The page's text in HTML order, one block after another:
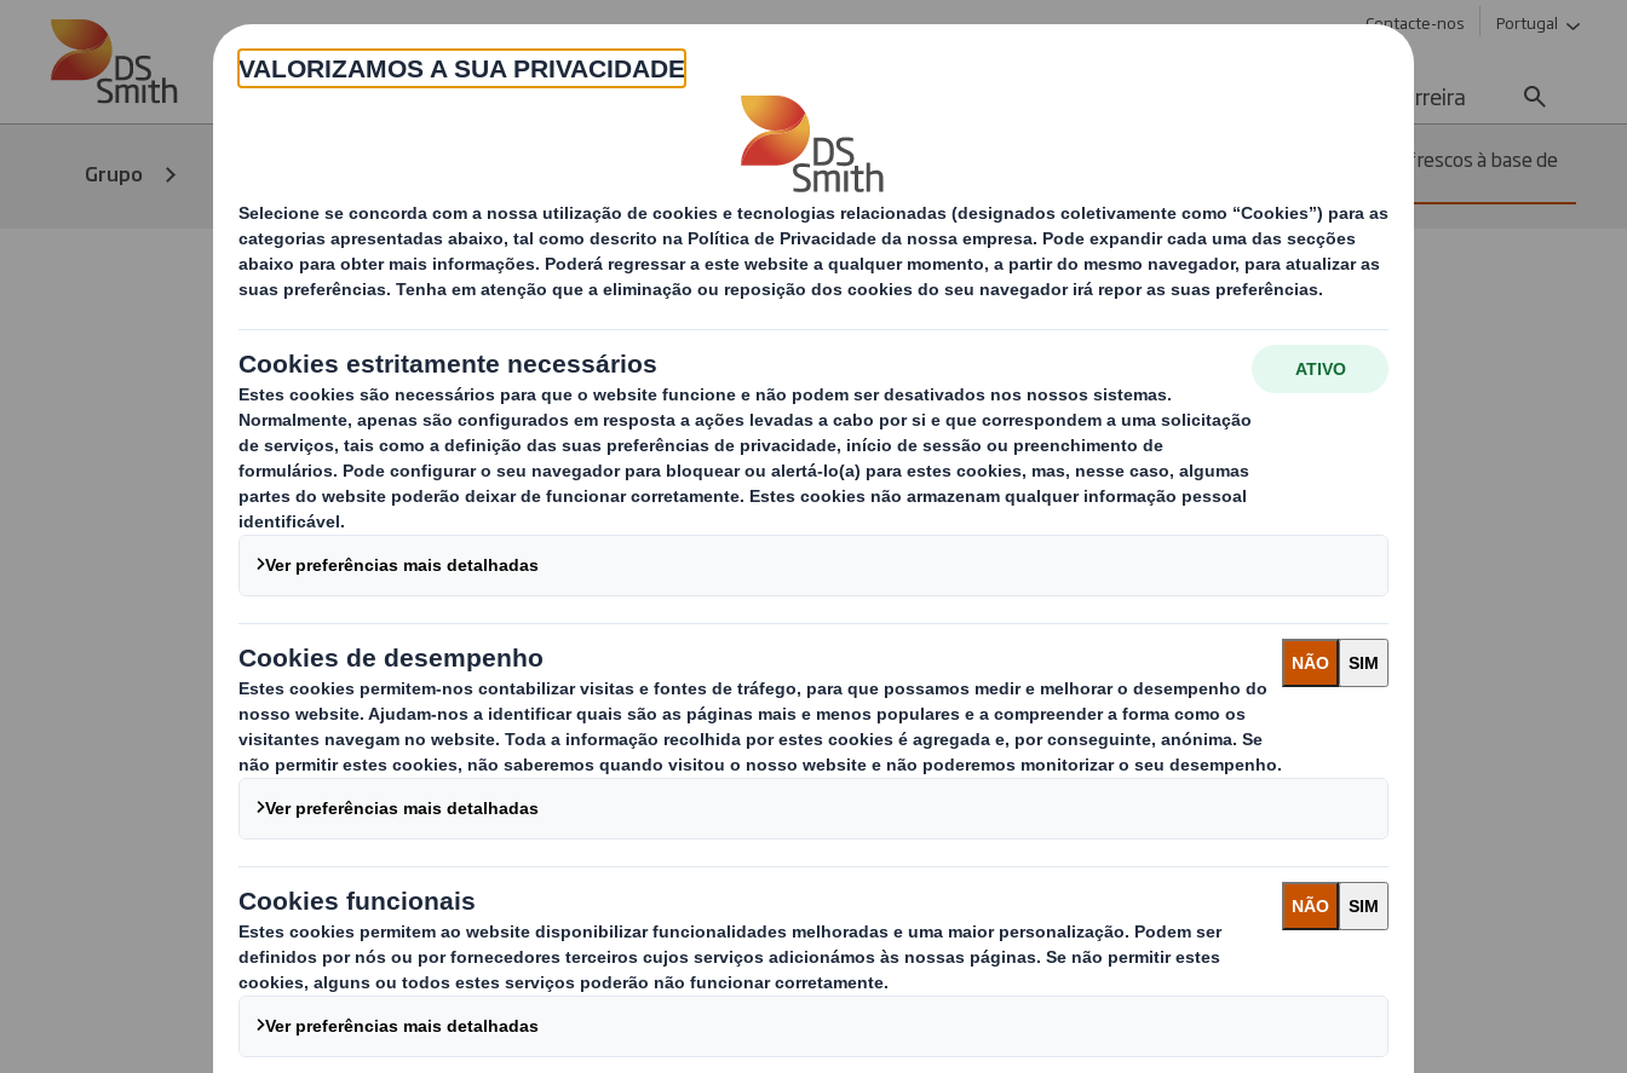
Skip to main content Contacte-nos Portugal
Sobre Produtos e Serviços Carreira
Grupo
DS Smith e MULTIVAC apresentam ECO Bowl™, uma solução inovadora para alimentos frescos à base de
DS Smith e MULTIVAC apresentam ECO
Bowl™, uma solução inovadora para
alimentos frescos à base de cartão
canelado
Gigantes do packaging estabelecem parceria para desenvolver
uma solução de embalagem para alimentos mais sustentável,
que pode reduzir os plásticos em até 85%.